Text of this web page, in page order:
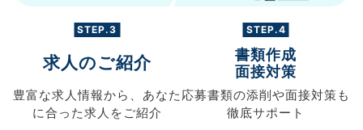
STEP.3
求人のご紹介
豊富な求人情報から、 あなた
に合った求人を ご紹介
STEP.4
書類作成
面接対策
応募書類の添削や面接対策も
徹底サポート